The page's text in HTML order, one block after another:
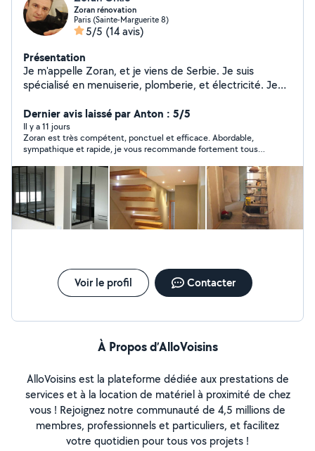
Zoran rénovation
Paris (Sainte-Marguerite 8)
5/5 (14 avis)
Présentation
Je m'appelle Zoran, et je viens de Serbie. Je suis
spécialisé en menuiserie, plomberie, et électricité. Je
rénovation. Quand je ne travaille pas, je profite du
conducteur de travaux, Monsieur Chat présent sur la
photo, et de mon épouse.
Dernier avis laissé par Anton : 5/5
Il y a 11 jours
Zoran est très compétent, ponctuel et efficace. Abordable,
sympathique et rapide, je vous recommande fortement tous
Voir le profil Contacter
À Propos d’AlloVoisins
AlloVoisins est la plateforme dédiée aux prestations de
services et à la location de matériel à proximité de chez
vous ! Rejoignez notre communauté de 4,5 millions de
membres, professionnels et particuliers, et facilitez
votre quotidien pour tous vos projets !